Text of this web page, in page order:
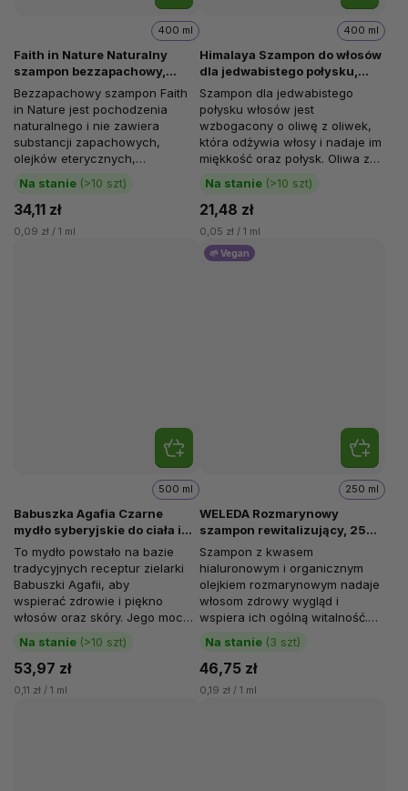
Faith in Nature Naturalny
szampon bezzapachowy,
hipoalergiczny, 400 ml
Na stanie (>10 szt)
400 ml
34,11 zł
0,09 zł / 1 ml
Bezzapachowy szampon Faith
in Nature jest pochodzenia
naturalnego i nie zawiera
substancji zapachowych,
olejków eterycznych,
barwników, parabenów ani
SLS/SLES. Ten...
Himalaya Szampon do włosów
dla jedwabistego połysku,
szampon 2w1, 400 ml
Na stanie (>10 szt)
400 ml
21,48 zł
0,05 zł / 1 ml
Szampon dla jedwabistego
połysku włosów jest
wzbogacony o oliwę z oliwek,
która odżywia włosy i nadaje im
miękkość oraz połysk. Oliwa z
oliwek do odżywiania włosów.
Włosy...
Babuszka Agafia Czarne
mydło syberyjskie do ciała i
włosów, 500 ml
Na stanie (>10 szt)
500 ml
53,97 zł
0,11 zł / 1 ml
To mydło powstało na bazie
tradycyjnych receptur zielarki
Babuszki Agafii, aby
wspierać zdrowie i piękno
włosów oraz skóry. Jego moc
pochodzi z czystej syberyjskiej...
🌱 Vegan
WELEDA Rozmarynowy
szampon rewitalizujący, 250
ml
Na stanie (3 szt)
250 ml
46,75 zł
0,19 zł / 1 ml
Szampon z kwasem
hialuronowym i organicznym
olejkiem rozmarynowym nadaje
włosom zdrowy wygląd i
wspiera ich ogólną witalność.
Przeznaczony jest szczególnie
do delikatnych,...